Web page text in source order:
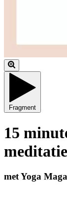
Fragment
15
meditatie
met Yoga